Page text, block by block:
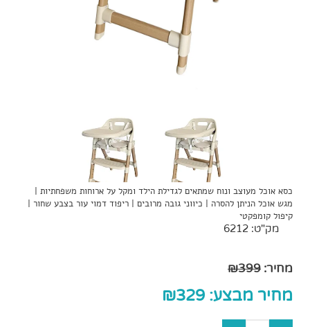
כסא אוכל מעוצב ונוח שמתאים לגדילת הילד ומקל על ארוחות משפחתיות |
מגש אוכל הניתן להסרה | כיווני גובה מרובים | ריפוד דמוי עור בצבע שחור |
קיפול קומפקטי
מק"ט: 6212
מחיר: ₪399
מחיר מבצע: ₪329